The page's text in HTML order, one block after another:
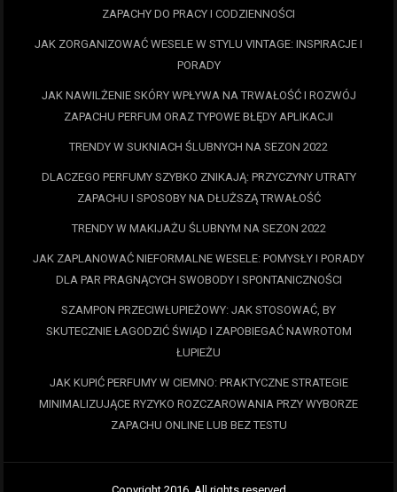
ZAPACHY DO PRACY I CODZIENNOŚCI
JAK ZORGANIZOWAĆ WESELE W STYLU VINTAGE: INSPIRACJE I
PORADY
JAK NAWILŻENIE SKÓRY WPŁYWA NA TRWAŁOŚĆ I ROZWÓJ
ZAPACHU PERFUM ORAZ TYPOWE BŁĘDY APLIKACJI
TRENDY W SUKNIACH ŚLUBNYCH NA SEZON 2022
DLACZEGO PERFUMY SZYBKO ZNIKAJĄ: PRZYCZYNY UTRATY
ZAPACHU I SPOSOBY NA DŁUŻSZĄ TRWAŁOŚĆ
TRENDY W MAKIJAŻU ŚLUBNYM NA SEZON 2022
JAK ZAPLANOWAĆ NIEFORMALNE WESELE: POMYSŁY I PORADY
DLA PAR PRAGNĄCYCH SWOBODY I SPONTANICZNOŚCI
SZAMPON PRZECIWŁUPIEŻOWY: JAK STOSOWAĆ, BY
SKUTECZNIE ŁAGODZIĆ ŚWIĄD I ZAPOBIEGAĆ NAWROTOM
ŁUPIEŻU
JAK KUPIĆ PERFUMY W CIEMNO: PRAKTYCZNE STRATEGIE
MINIMALIZUJĄCE RYZYKO ROZCZAROWANIA PRZY WYBORZE
ZAPACHU ONLINE LUB BEZ TESTU